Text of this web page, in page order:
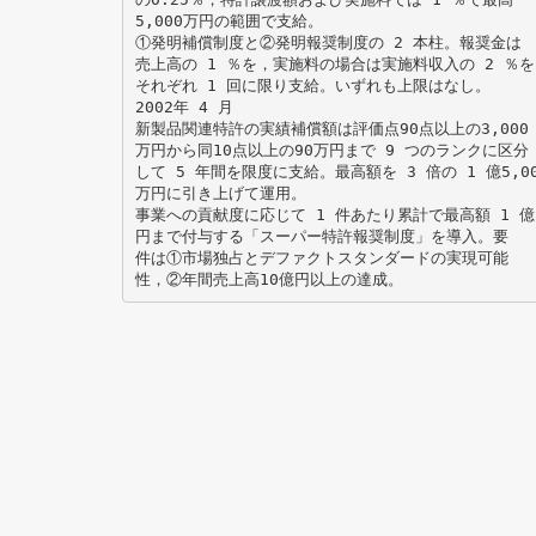
5,000万円の範囲で支給。
①発明補償制度と②発明報奨制度の 2 本柱。報奨金は
売上高の 1 ％を，実施料の場合は実施料収入の 2 ％を
それぞれ 1 回に限り支給。いずれも上限はなし。
2002年 4 月
新製品関連特許の実績補償額は評価点90点以上の3,000
万円から同10点以上の90万円まで 9 つのランクに区分
して 5 年間を限度に支給。最高額を 3 倍の 1 億
万円に引き上げて運用。
事業への貢献度に応じて 1 件あたり累計で最高額 1 億
円まで付与する「スーパー特許報奨制度」を導入。要
件は①市場独占とデファクトスタンダードの実現可能